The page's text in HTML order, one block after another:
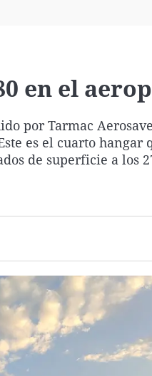
en el
por Tarmac
es el cuarto hangar
de superficie a los